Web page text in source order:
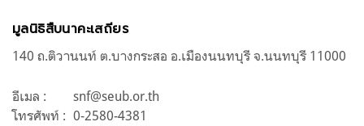
มูลนิธิสืบนาคะเสถียร
140 ถ.ติวานนท์ ต.บางกระสอ อ.เมืองนนทบุรี จ.นนทบุรี 11000
อีเมล :
snf@seub.or.th
โทรศัพท์ : 0-2580-4381